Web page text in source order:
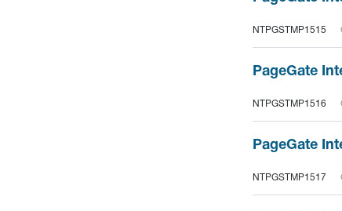
NTPGSTMP1515
PageGate
NTPGSTMP1516
PageGate
NTPGSTMP1517